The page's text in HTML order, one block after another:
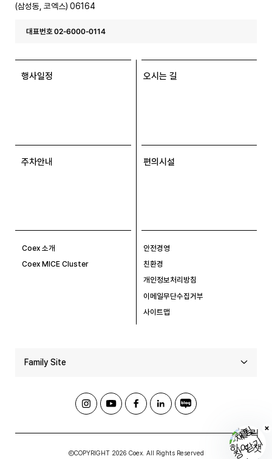
(삼성동, 코엑스) 06164
대표번호 02-6000-0114
행사일정 오시는 길
주차안내 편의시설
Coex 소개
Coex MICE Cluster
안전경영
친환경
개인정보처리방침
이메일무단수집거부
사이트맵
Family Site
ⒸCOPYRIGHT 2026 Coex. All Rights Reserved